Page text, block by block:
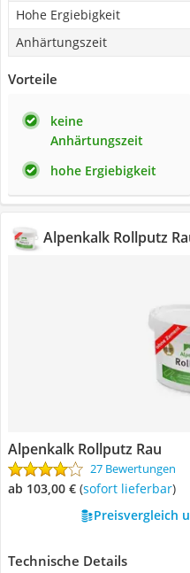
Hohe Ergiebigkeit
Anhärtungszeit
Vorteile
keine
Anhärtungszeit
hohe Ergiebigkeit
Alpenkalk Rollputz
Alpenkalk Rollputz Rau
27 Bewertungen
ab 103,00 € ( Sofort lieferbar)
Preisvergleich
Technische Details